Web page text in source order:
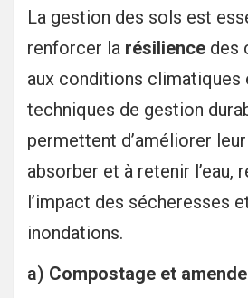
La gestion des sols est
renforcer la résilience des
aux conditions climatiques
techniques de gestion
permettent d’améliorer
absorber et à retenir l’eau,
l’impact des sécheresses
inondations.
a) Compostage et